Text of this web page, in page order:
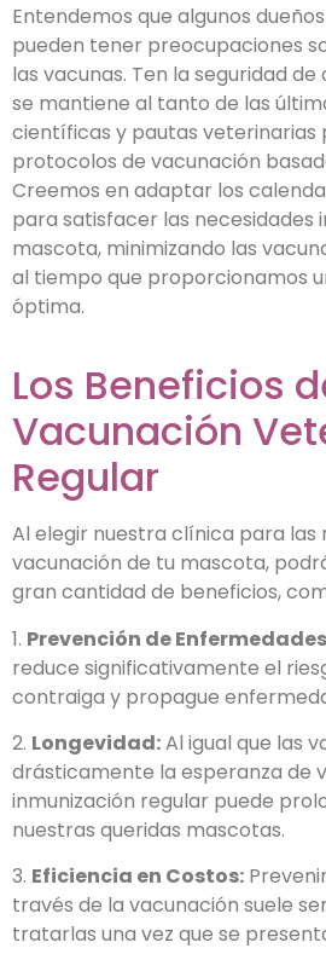
Entendemos que algunos
pueden tener preocupaciones
las vacunas. Ten la seguridad
se mantiene al tanto de las
científicas y pautas
protocolos de vacunación
Creemos en adaptar los
para satisfacer las necesidades
mascota, minimizando las
al tiempo que proporcionamos
óptima.
Los Beneficios
Vacunación
Regular
Al elegir nuestra clínica para las
vacunación de tu mascota,
gran cantidad de beneficios,
1. Prevención de
reduce significativamente el
contraiga y propague
2. Longevidad:Al igual que las
drásticamente la esperanza de
inmunización regular puede
nuestras queridas mascotas.
3. Eficiencia en Costos:
través de la vacunación suele
tratarlas una vez que se